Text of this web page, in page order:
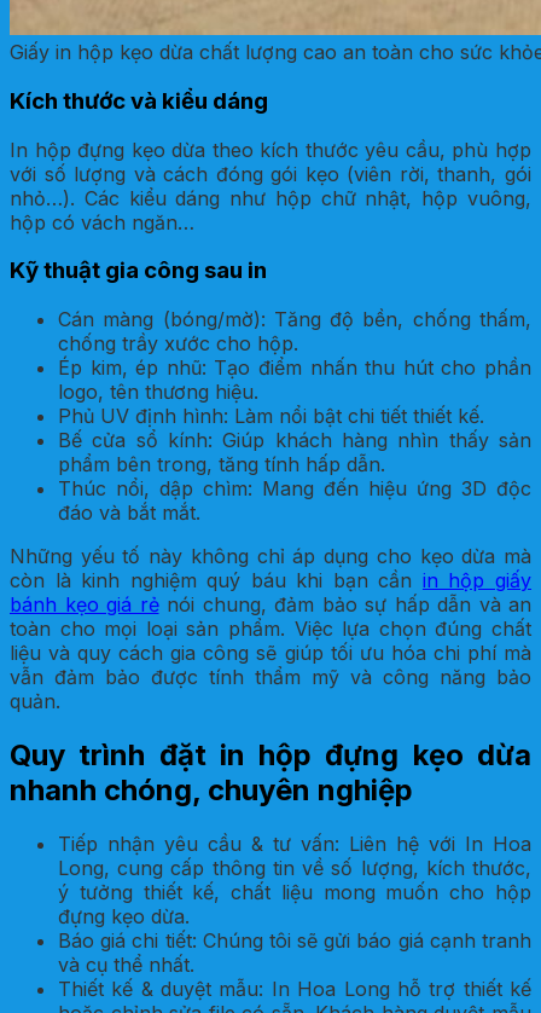
Giấy in hộp kẹo dừa chất lượng cao an toàn cho sức
Kích thước và kiểu dáng
In hộp đựng kẹo dừa theo kích thước yêu cầu, phù hợp
với số lượng và cách đóng gói kẹo (viên rời, thanh, gói
nhỏ…). Các kiểu dáng như hộp chữ nhật, hộp vuông,
hộp có vách ngăn…
Kỹ thuật gia công sau in
Cán màng (bóng/mờ): Tăng độ bền, chống thấm,
chống trầy xước cho hộp.
Ép kim, ép nhũ: Tạo điểm nhấn thu hút cho phần
logo, tên thương hiệu.
Phủ UV định hình: Làm nổi bật chi tiết thiết kế.
Bế cửa sổ kính: Giúp khách hàng nhìn thấy sản
phẩm bên trong, tăng tính hấp dẫn.
Thúc nổi, dập chìm: Mang đến hiệu ứng 3D độc
đáo và bắt mắt.
Những yếu tố này không chỉ áp dụng cho kẹo dừa mà
còn là kinh nghiệm quý báu khi bạn cần in hộp giấy
bánh kẹo giá rẻnói chung, đảm bảo sự hấp dẫn và an
toàn cho mọi loại sản phẩm. Việc lựa chọn đúng chất
liệu và quy cách gia công sẽ giúp tối ưu hóa chi phí mà
vẫn đảm bảo được tính thẩm mỹ và công năng bảo
quản.
Quy trình đặt in hộp đựng kẹo dừa
nhanh chóng, chuyên nghiệp
Tiếp nhận yêu cầu & tư vấn: Liên hệ với In Hoa
Long, cung cấp thông tin về số lượng, kích thước,
ý tưởng thiết kế, chất liệu mong muốn cho hộp
đựng kẹo dừa.
Báo giá chi tiết: Chúng tôi sẽ gửi báo giá cạnh tranh
và cụ thể nhất.
Thiết kế & duyệt mẫu: In Hoa Long hỗ trợ thiết kế